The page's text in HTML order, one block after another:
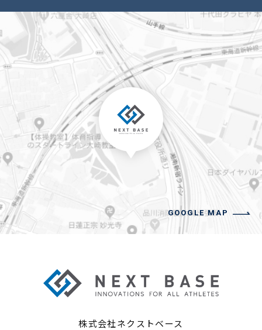
GOOGLE MAP
株式会社ネクストベース